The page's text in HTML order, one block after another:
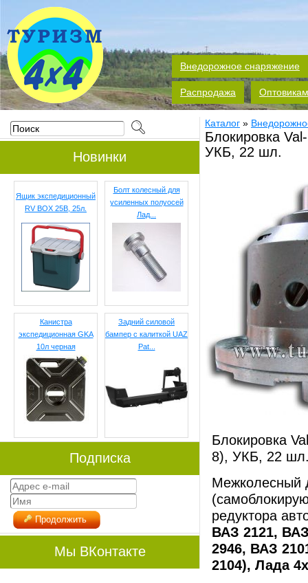
Внедорожное снаряжение
Распродажа Оптовикам
Новинки
Ящик экспедиционный
RV BOX 25B, 25л.
Болт колесный для
усиленных полуосей
Лад...
Канистра
экспедиционная GKA
10л черная
Задний силовой
бампер с калиткой UAZ
Pat...
Подписка
Продолжить
Мы ВКонтакте
Каталог »
Блокировка
УКБ, 22 шл.
Блокировка
8), УКБ, 22
Межколесный
редуктора
ВАЗ 2121,
2946, ВАЗ
2104), Лада